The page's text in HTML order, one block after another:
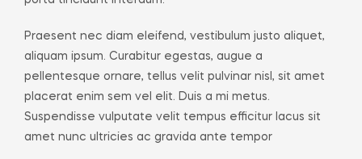
Praesent nec diam eleifend, vestibulum justo aliquet,
aliquam ipsum. Curabitur egestas, augue a
pellentesque ornare, tellus velit pulvinar nisl, sit amet
placerat enim sem vel elit. Duis a mi metus.
Suspendisse vulputate velit tempus efficitur lacus sit
amet nunc ultricies ac gravida ante tempor